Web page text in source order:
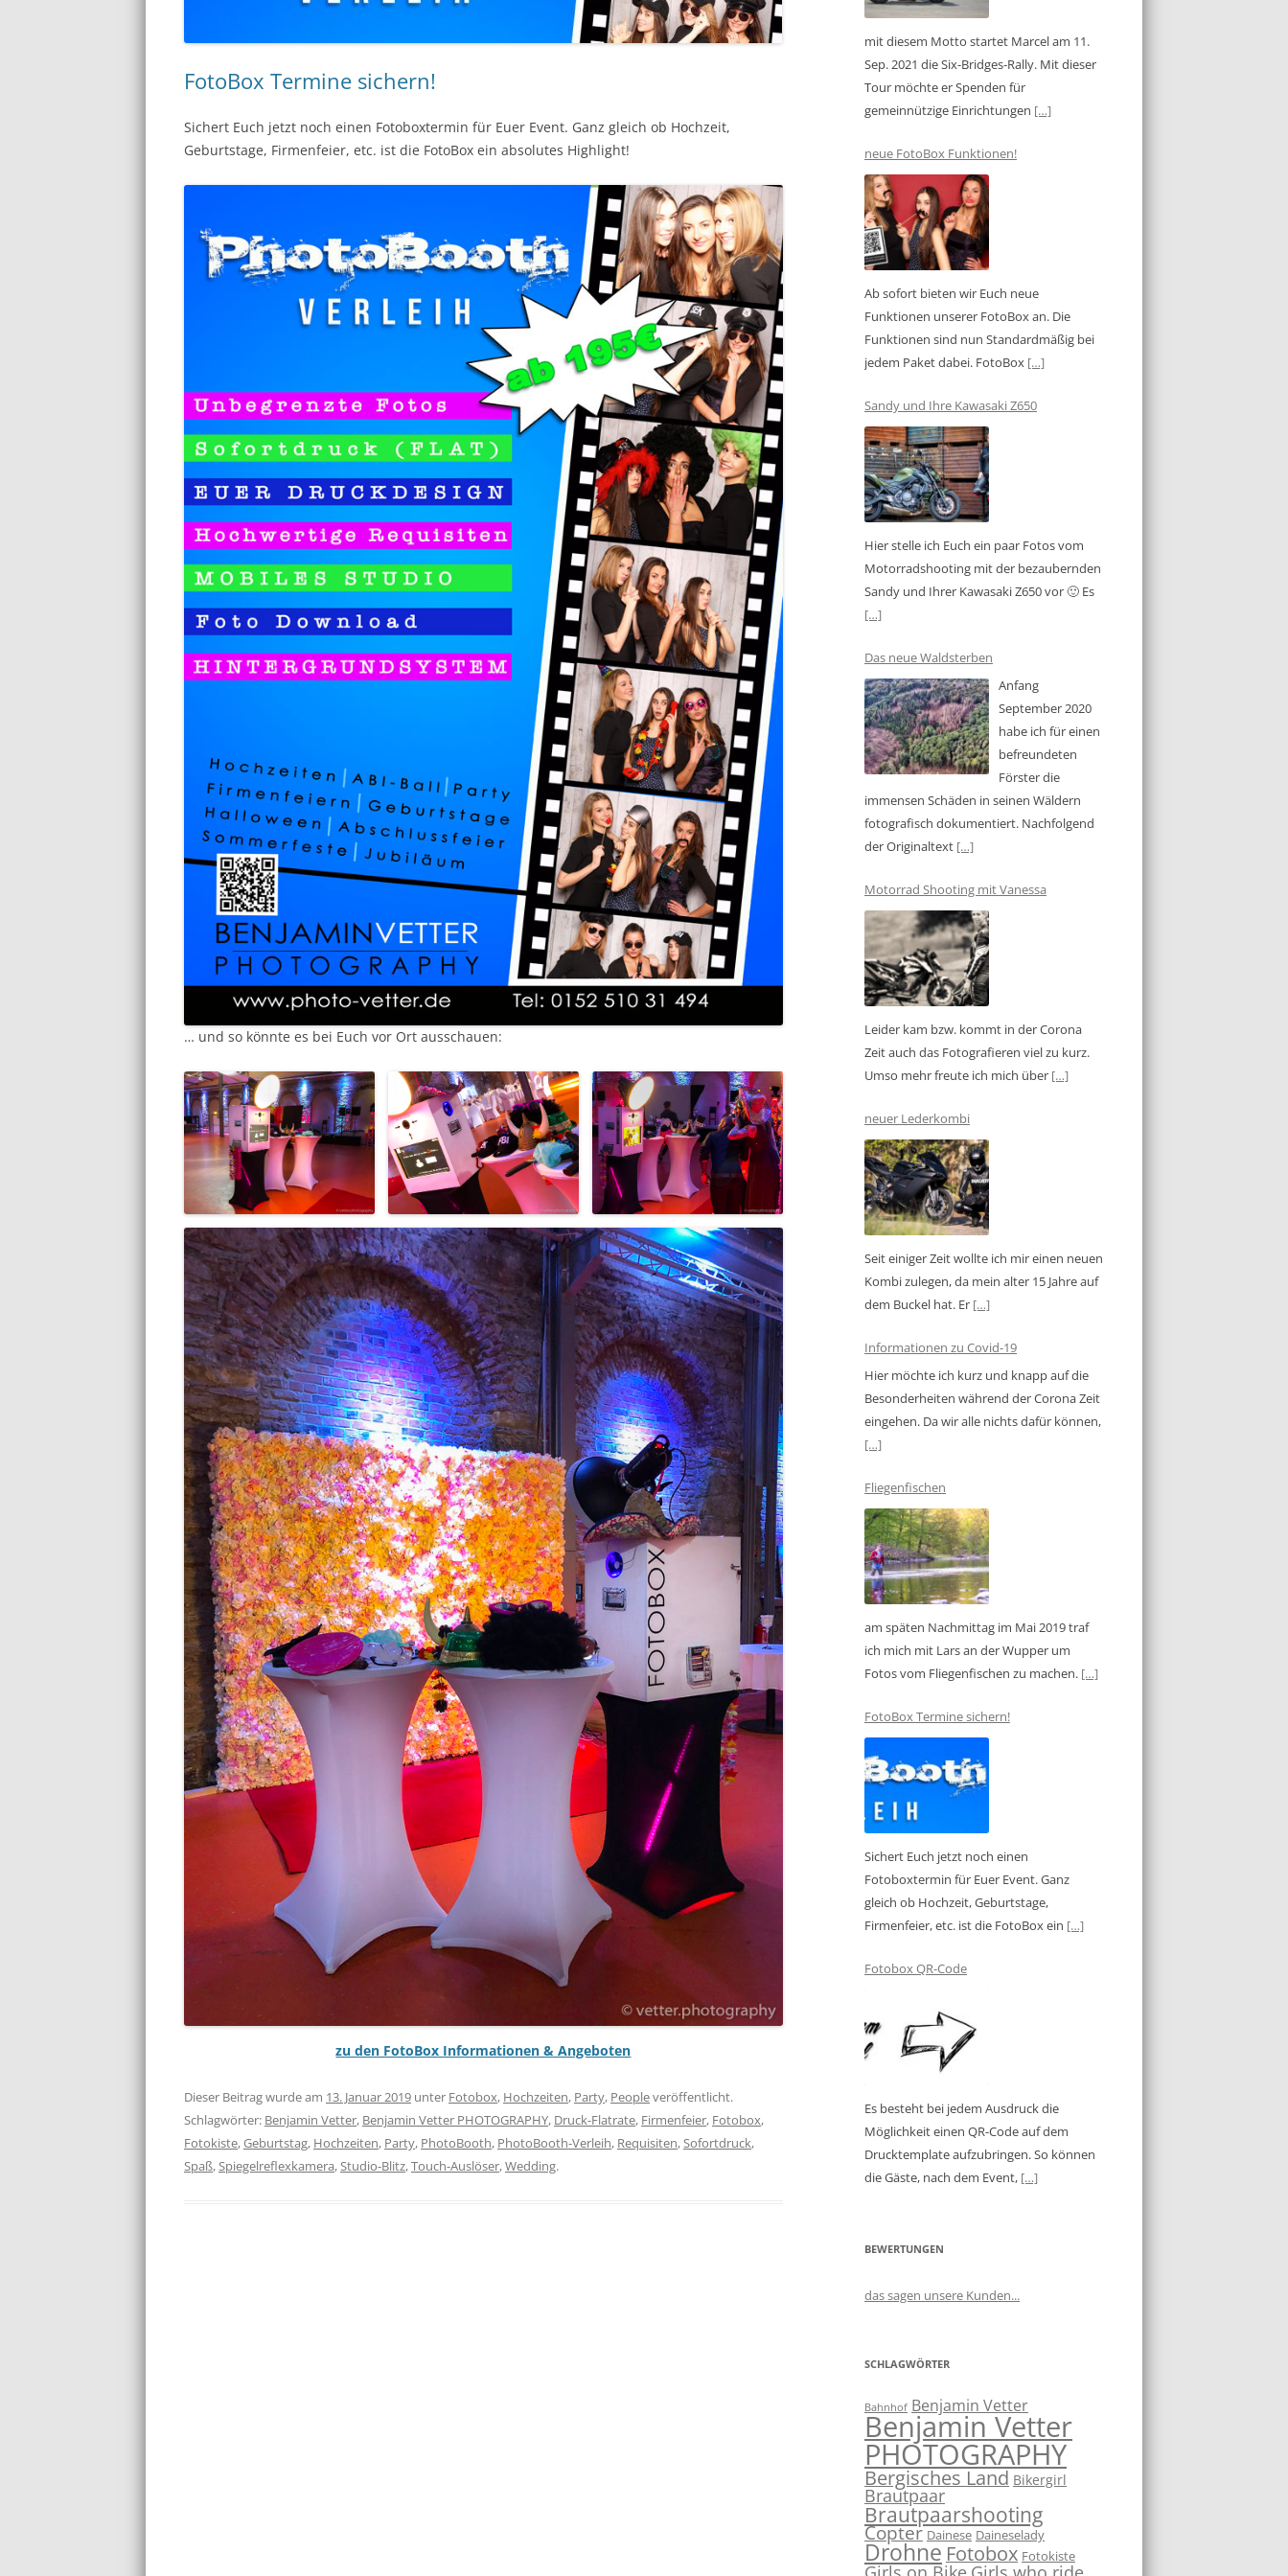
FotoBox Termine sichern!
Sichert Euch jetzt noch einen Fotoboxtermin für Euer Event. Ganz gleich ob Hochzeit,
Geburtstage, Firmenfeier, etc. ist die FotoBox ein absolutes Highlight!
… und so könnte es bei Euch vor Ort ausschauen:
zu den FotoBox Informationen & Angeboten
Dieser Beitrag wurde am 13. Januar 2019 unter Fotobox, Hochzeiten, Party, Peopleveröffentlicht.
Schlagwörter: Benjamin Vetter, Benjamin Vetter PHOTOGRAPHY, Druck-Flatrate, Firmenfeier, Fotobox,
Fotokiste,Geburtstag, Hochzeiten, Party, PhotoBooth, PhotoBooth-Verleih, Requisiten,Sofortdruck,
Spaß,Spiegelreflexkamera,Studio-Blitz,Touch-Auslöser,Wedding.
mit diesem Motto startet Marcel am 11.
Sep. 2021 die Six-Bridges-Rally. Mit dieser
Tour möchte er Spenden für
gemeinnützige Einrichtungen […]
neue FotoBox Funktionen!
Ab sofort bieten wir Euch neue
Funktionen unserer FotoBox an. Die
Funktionen sind nun Standardmäßig bei
jedem Paket dabei. FotoBox […]
Sandy und Ihre Kawasaki Z650
Hier stelle ich Euch ein paar Fotos vom
Motorradshooting mit der bezaubernden
Sandy und Ihrer Kawasaki Z650 vor 🙂 Es
[…]
Das neue Waldsterben
Anfang
September 2020
habe ich für einen
befreundeten
Förster die
immensen Schäden in seinen Wäldern
fotografisch dokumentiert. Nachfolgend
der Originaltext […]
Motorrad Shooting mit Vanessa
Leider kam bzw. kommt in der Corona
Zeit auch das Fotografieren viel zu kurz.
Umso mehr freute ich mich über […]
neuer Lederkombi
Seit einiger Zeit wollte ich mir einen neuen
Kombi zulegen, da mein alter 15 Jahre auf
dem Buckel hat. Er […]
Informationen zu Covid-19
Hier möchte ich kurz und knapp auf die
Besonderheiten während der Corona Zeit
eingehen. Da wir alle nichts dafür können,
[…]
Fliegenfischen
am späten Nachmittag im Mai 2019 traf
ich mich mit Lars an der Wupper um
Fotos vom Fliegenfischen zu machen. […]
FotoBox Termine sichern!
Sichert Euch jetzt noch einen
Fotoboxtermin für Euer Event. Ganz
gleich ob Hochzeit, Geburtstage,
Firmenfeier, etc. ist die FotoBox ein […]
Fotobox QR-Code
Es besteht bei jedem Ausdruck die
Möglichkeit einen QR-Code auf dem
Drucktemplate aufzubringen. So können
die Gäste, nach dem Event, […]
BEWERTUNGEN
das sagen unsere Kunden...
SCHLAGWÖRTER
Bahnhof Benjamin Vetter
Benjamin Vetter
PHOTOGRAPHY
Bergisches Land Bikergirl
Brautpaar
Brautpaarshooting
Copter Dainese Daineselady
Drohne Fotobox Fotokiste